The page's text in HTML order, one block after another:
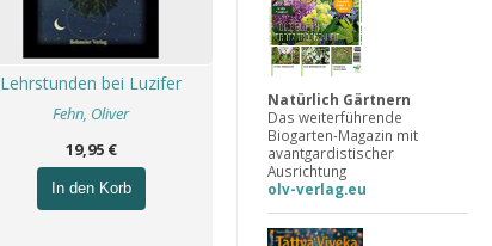
Lehrstunden bei Luzifer
Fehn, Oliver
19,95 €
In den Korb
Natürlich Gärtnern
Das weiterführende
Biogarten-Magazin mit
avantgardistischer
Ausrichtung
olv-verlag.eu